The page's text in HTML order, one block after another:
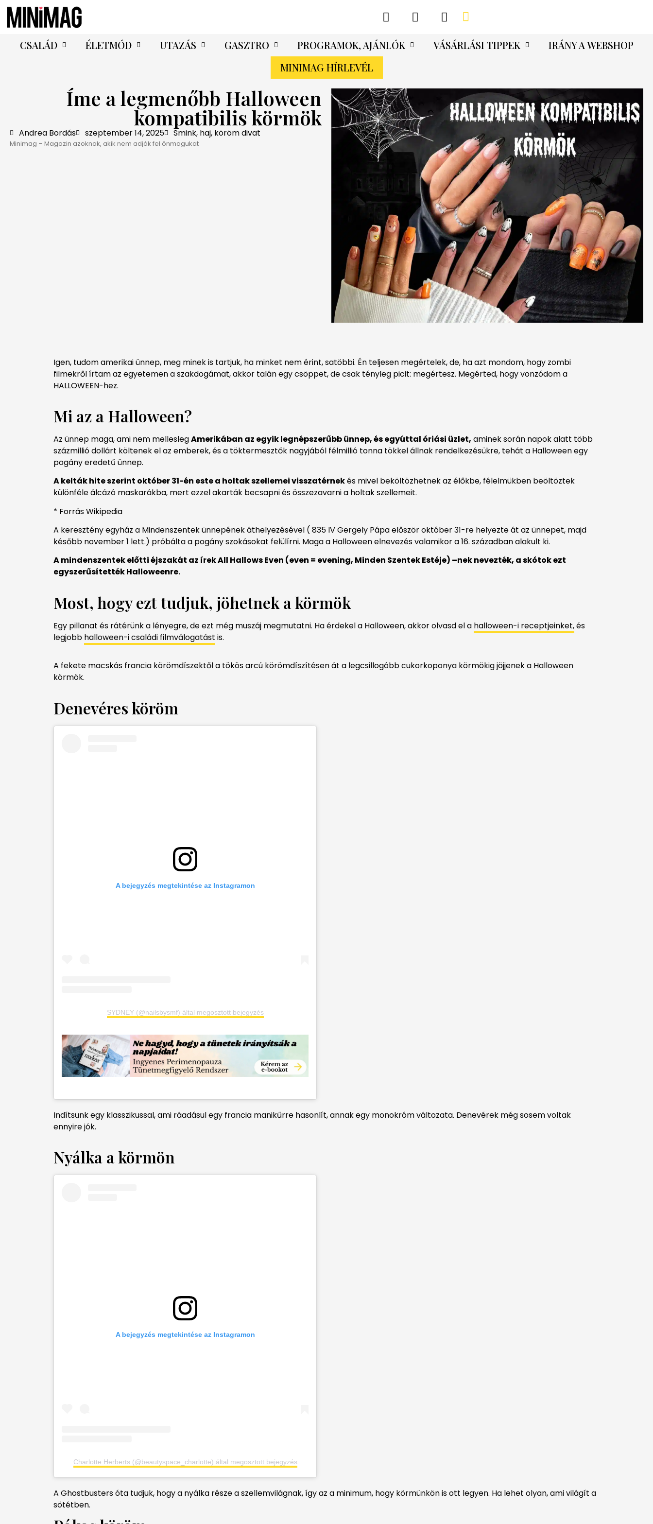
CSALÁD ÉLETMÓD UTAZÁS GASZTRO PROGRAMOK, AJÁNLÓK VÁSÁRLÁSI TIPPEK
IRÁNY A WEBSHOP
MINIMAG HÍRLEVÉL
Íme a legmenőbb Halloween
kompatibilis körmök
Andrea Bordás szeptember 14, 2025 Smink, haj, köröm divat
Minimag – Magazin azoknak, akik nem adják fel önmagukat
Igen, tudom amerikai ünnep, meg minek is tartjuk, ha minket nem érint, satöbbi. Én teljesen megértelek, de, ha azt mondom, hogy zombi
filmekről írtam az egyetemen a szakdogámat, akkor talán egy csöppet, de csak tényleg picit: megértesz. Megérted, hogy vonzódom a
HALLOWEEN-hez.
Mi az a Halloween?
Az ünnep maga, ami nem melleslegAmerikában az egyik legnépszerűbb ünnep, és egyúttal óriási üzlet, aminek során napok alatt több
százmillió dollárt költenek el az emberek, és a töktermesztők nagyjából félmillió tonna tökkel állnak rendelkezésükre, tehát a Halloween egy
pogány eredetű ünnep.
A kelták hite szerint október 31-én este a holtak szellemei visszatérnekés mivel beköltözhetnek az élőkbe, félelmükben beöltöztek
különféle álcázó maskarákba, mert ezzel akarták becsapni és összezavarni a holtak szellemeit.
* Forrás Wikipedia
A keresztény egyház a Mindenszentek ünnepének áthelyezésével ( 835 IV Gergely Pápa először október 31-re helyezte át az ünnepet, majd
később november 1 lett.) próbálta a pogány szokásokat felülírni. Maga a Halloween elnevezés valamikor a 16. században alakult ki.
A mindenszentek előtti éjszakát az írek All Hallows Even (even = evening, Minden Szentek Estéje) –nek nevezték, a skótok ezt
egyszerűsítették Halloweenre.
Most, hogy ezt tudjuk, jöhetnek a körmök
Egy pillanat és rátérünk a lényegre, de ezt még muszáj megmutatni. Ha érdekel a Halloween, akkor olvasd el a halloween-i receptjeinket,és
legjobb halloween-i családi filmválogatást is.
A fekete macskás francia körömdíszektől a tökös arcú körömdíszítésen át a legcsillogóbb cukorkoponya körmökig jöjjenek a Halloween
körmök.
Denevéres köröm
A bejegyzés megtekintése az Instagramon
SYDNEY (@nailsbysmf) által megosztott bejegyzés
Indítsunk egy klasszikussal, ami ráadásul egy francia manikűrre hasonlít, annak egy monokróm változata. Denevérek még sosem voltak
ennyire jók.
Nyálka a körmön
A bejegyzés megtekintése az Instagramon
Charlotte Herberts (@beautyspace_charlotte) által megosztott bejegyzés
A Ghostbusters óta tudjuk, hogy a nyálka része a szellemvilágnak, így az a minimum, hogy körmünkön is ott legyen. Ha lehet olyan, ami világít a
sötétben.